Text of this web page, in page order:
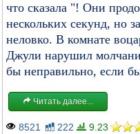
что сказала "! Они
нескольких секунд, но
неловко. В комнате
Джули нарушил
бы неправильно, если
Читать далее...
8521 222 9.23